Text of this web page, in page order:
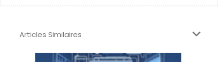
Articles Similaires